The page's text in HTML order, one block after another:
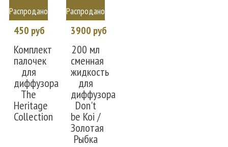
Распродано
450 руб
Комплект
палочек
для
диффузора
The
Heritage
Collection
Распродано
3900 руб
200 мл
сменная
жидкость
для
диффузора
Don't
be Koi /
Золотая
Рыбка